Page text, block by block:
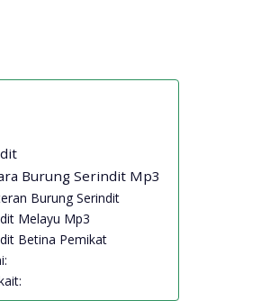
Burung Serindit Mp3
Burung Serindit
Melayu Mp3
Betina Pemikat